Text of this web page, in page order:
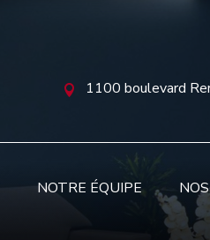
 1100 boulevard
NOTRE ÉQUIPE